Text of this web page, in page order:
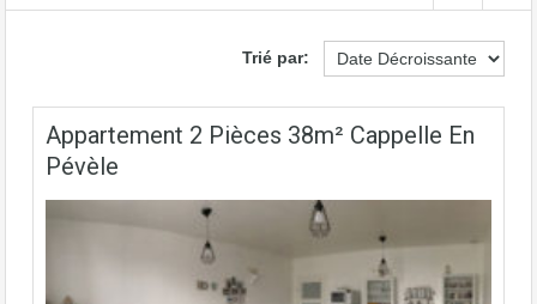
Trié par:
Appartement 2 Pièces 38m² Cappelle En
Pévèle